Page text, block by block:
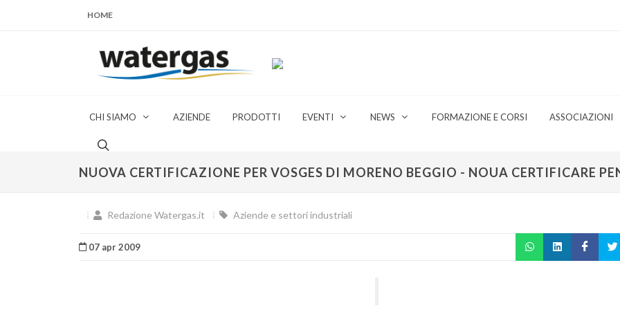
HOME
CHI SIAMO AZIENDE PRODOTTI EVENTI NEWS FORMAZIONE E CORSI ASSOCIAZIONI
NUOVA CERTIFICAZIONE PER VOSGES DI MORENO BEGGIO - NOUA CERTIFICARE
Redazione Watergas.it Aziende e settori industriali
07 apr 2009